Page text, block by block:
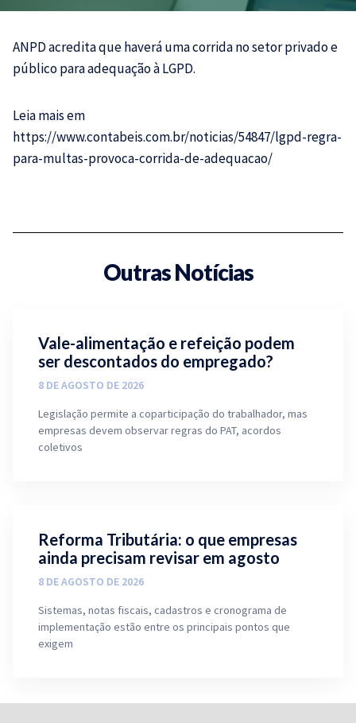
ANPD acredita que haverá uma corrida no setor privado e
público para adequação àLGPD.
Leia mais em
https://www.contabeis.com.br/noticias/54847/lgpd-regra-
para-multas-provoca-corrida-de-adequacao/
Outras Notícias
Vale-alimentação e refeição podem
ser descontados do empregado?
8 DE AGOSTO DE 2026
Legislação permite a coparticipação do trabalhador, mas
empresas devem observar regras do PAT, acordos
coletivos
Reforma Tributária: o que empresas
ainda precisam revisar em agosto
8 DE AGOSTO DE 2026
Sistemas, notas fiscais, cadastros e cronograma de
implementação estão entre os principais pontos que
exigem